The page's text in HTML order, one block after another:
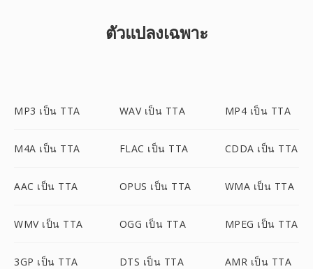
ตัวแปลงเฉพาะ
MP3 เป็น TTA WAV เป็น TTA MP4 เป็น TTA
M4A เป็น TTA FLAC เป็น TTA CDDA เป็น TTA
AAC เป็น TTA OPUS เป็น TTA WMA เป็น TTA
WMV เป็น TTA OGG เป็น TTA MPEG เป็น TTA
3GP เป็น TTA DTS เป็น TTA AMR เป็น TTA